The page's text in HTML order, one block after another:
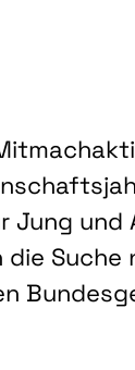
und
die